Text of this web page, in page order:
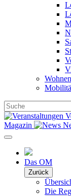
Magazin
Das OM
Zurück
Die